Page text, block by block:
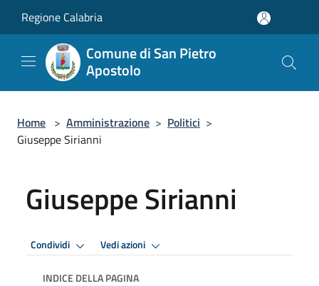
Regione Calabria
Comune di San Pietro
Apostolo
Home > Amministrazione > Politici >
Giuseppe Sirianni
Giuseppe Sirianni
Condividi Vedi azioni
INDICE DELLA PAGINA